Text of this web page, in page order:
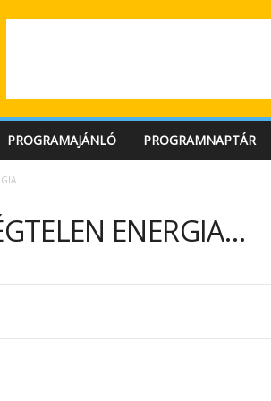
PROGRAMAJÁNLÓ PROGRAMNAPTÁR
ENERGIA…